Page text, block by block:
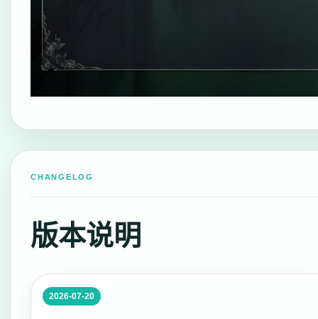
CHANGELOG
版本说明
2026-07-20